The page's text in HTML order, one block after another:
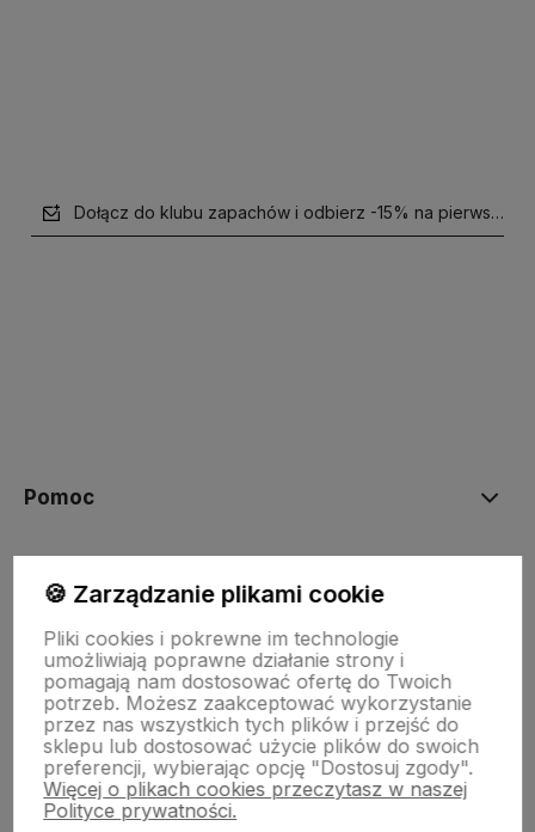
Dołącz do klubu zapachów i odbierz -15% na pierwsze
Pomoc
NASZE PRODUKTY
Moje konto
Płatności i dostawa
Informacje
🍪 Zarządzanie plikami cookie
Pliki cookies i pokrewne im technologie
umożliwiają poprawne działanie strony i
pomagają nam dostosować ofertę do Twoich
potrzeb. Możesz zaakceptować wykorzystanie
przez nas wszystkich tych plików i przejść do
sklepu lub dostosować użycie plików do swoich
preferencji, wybierając opcję "Dostosuj zgody".
Więcej o plikach cookies przeczytasz w naszej
Polityce prywatności.